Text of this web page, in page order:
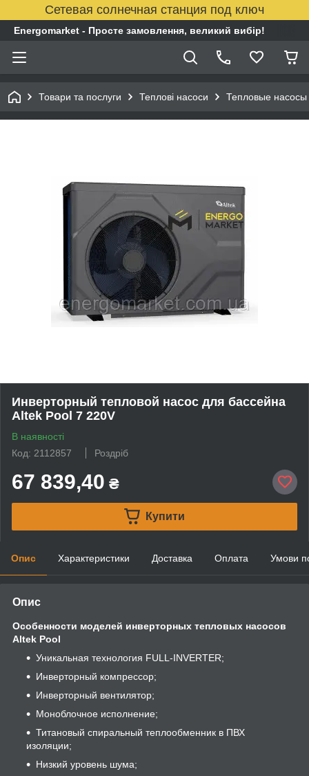
Сетевая солнечная станция под ключ
Energomarket - Просте замовлення, великий вибір!
Товари та послуги Теплові насоси Тепловые
Инверторный тепловой насос для бассейна
Altek Pool 7 220V
В наявності
Код: 2112857
Роздріб
67 839,40 ₴
Купити
Опис Характеристики Доставка Оплата Умови
Опис
Особенности моделей инверторных тепловых насосов
Altek Pool
Уникальная технология FULL-INVERTER;
Инверторный компрессор;
Инверторный вентилятор;
Моноблочное исполнение;
Титановый спиральный теплообменник в ПВХ
изоляции;
Низкий уровень шума;